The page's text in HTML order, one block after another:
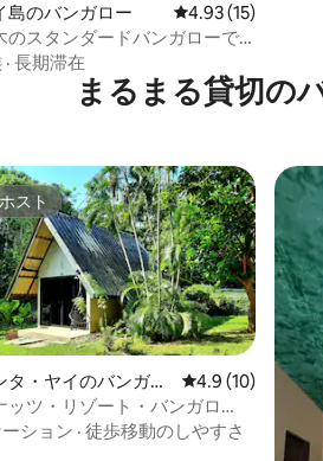
島のバンガロー レビュー15件、5
4.93 (15)
のスタンダードバンガローで
う
· 長期滞在
まるまる貸切の
つ星の平均評価
スト
スト
タ・ヤイのバンガロ レビュー10件、
4.9 (10)
ッツ・リゾート・バンガロ
リオーレ2
ション · 徒歩移動のしやすさ